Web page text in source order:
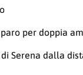
per doppia
di Serena dalla